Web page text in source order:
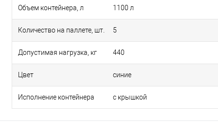
Объем контейнера, л 1100 л
Количество на паллете, шт. 5
Допустимая нагрузка, кг 440
Цвет синие
Исполнение контейнера с крышкой